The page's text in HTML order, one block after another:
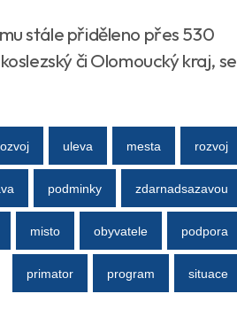
stále přiděleno přes 530
či Olomoucký kraj, se
uleva mesta rozvoj
podminky zdarnadsazavou
misto obyvatele podpora
primator program situace